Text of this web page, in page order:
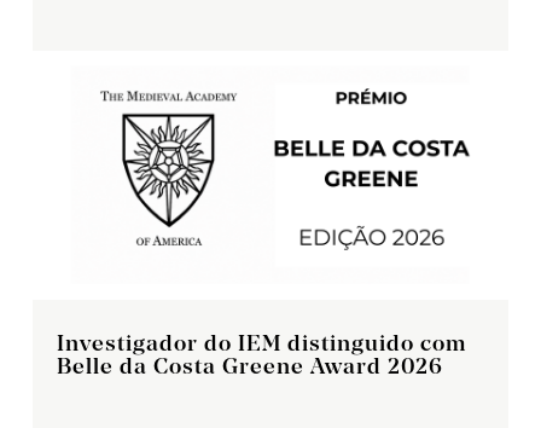
Investigador do IEM distinguido com
Belle da Costa Greene Award 2026